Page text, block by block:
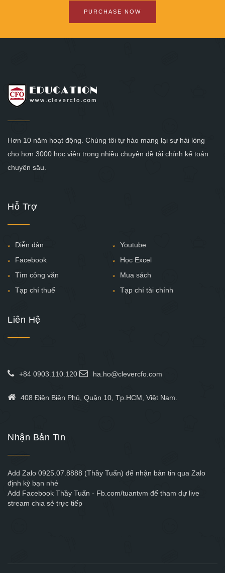
PURCHASE NOW
Hơn 10 năm hoạt động. Chúng tôi tự hào mang lại sự hài lòng
cho hơn 3000 học viên trong nhiều chuyên đề tài chính kế toán
chuyên sâu.
Hỗ Trợ
Diễn đàn
Youtube
Facebook
Học Excel
Tìm công văn
Mua sách
Tạp chí thuế
Tạp chí tài chính
Liên Hệ
+84 0903.110.120 ha.ho@clevercfo.com
408 Điện Biên Phủ, Quận 10, Tp.HCM, Việt Nam.
Nhận Bản Tin
Add Zalo 0925.07.8888 (Thầy Tuấn) để nhận bản tin qua Zalo
định kỳ bạn nhé
Add Facebook Thầy Tuấn - Fb.com/tuantvm để tham dự live
stream chia sẻ trực tiếp